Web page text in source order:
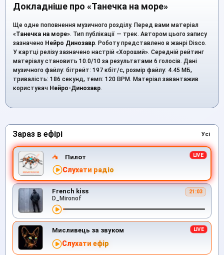
Докладніше про «Танечка на море»
Ще одне поповнення музичного розділу. Перед вами матеріал
«Танечка на море». Тип публікації — трек. Автором цього запису
зазначено Нейро Динозавр. Роботу представлено в жанрі Disco.
У картці релізу зазначено настрій «Хороший». Середній рейтинг
матеріалу становить 10.0/10 за результатами 6 голосів. Дані
музичного файлу: бітрейт: 197 кбіт/с, розмір файлу: 4.45 МБ,
тривалість: 186 секунд, темп: 120 BPM. Матеріал завантажив
користувач Нейро-Динозавр.
Зараз в ефірі Усі
Пилот
Слухати радіо
French kiss 21:03
D_Mironof
Мисливець за звуком
Слухати ефір